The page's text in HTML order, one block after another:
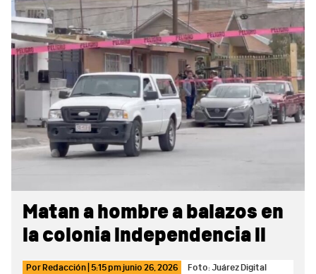
Matan a hombre a balazos en
la colonia Independencia II
Por Redacción 5:15 pmjunio 26, 2026 Foto: Juárez Digital
Sidebar